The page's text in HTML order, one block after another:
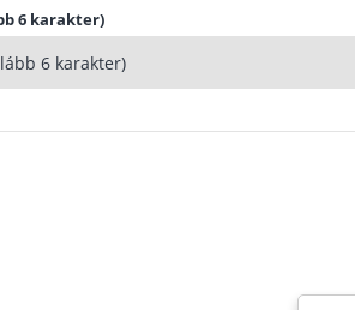
6 karakter)